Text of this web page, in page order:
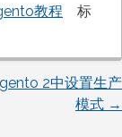
教程
标
2中设置生产
模式 →